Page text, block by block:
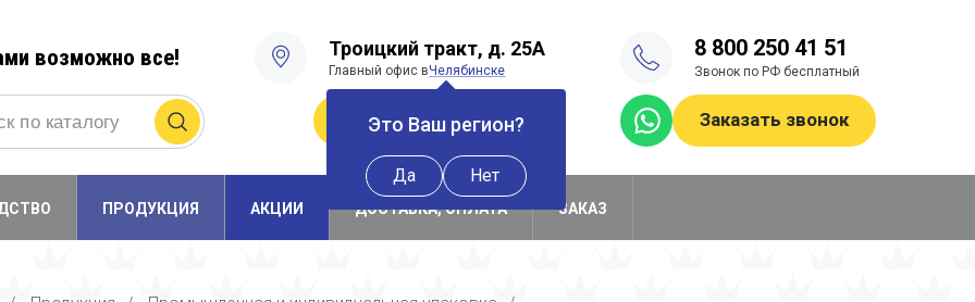
возможно все! Троицкий тракт, д. 25А
Главный офис вЧелябинске
Это Ваш регион?
Да Нет
8 800 250 41 51
Звонок по РФ бесплатный
Получить прайс-лист Заказать звонок
ПРОДУКЦИЯ АКЦИИ ДОСТАВКА, ОПЛАТА ЗАКАЗ